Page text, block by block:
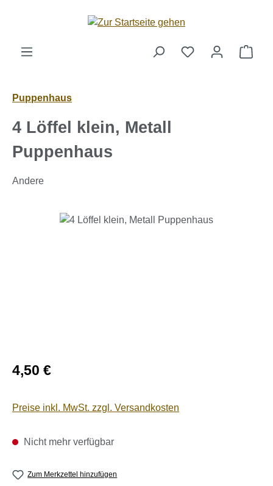
Zum Hauptinhalt springen
Puppenhaus
4 Löffel klein, Metall
Puppenhaus
Andere
Bildergalerie überspringen
Regulärer Preis:
4,50 €
Preise inkl. MwSt. zzgl. Versandkosten
Nicht mehr verfügbar
Zum Merkzettel hinzufügen